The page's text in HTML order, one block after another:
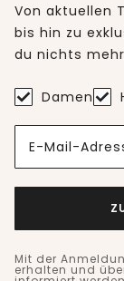
Von aktuellen
bis hin zu
du nichts
Damen
E-Mail-
Mit der
erhalten und